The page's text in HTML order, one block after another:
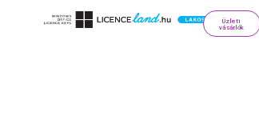
Üzleti
vásárlók